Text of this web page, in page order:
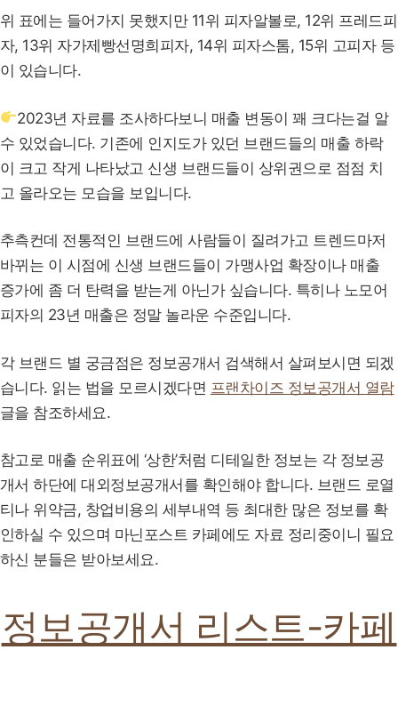
위 표에는 들어가지 못했지만 11위 피자알볼로, 12위 프레드피
자, 13위 자가제빵선명희피자, 14위 피자스톰, 15위 고피자 등
이 있습니다.
2023년 자료를 조사하다보니 매출 변동이 꽤 크다는걸 알
수 있었습니다. 기존에 인지도가 있던 브랜드들의 매출 하락
이 크고 작게 나타났고 신생 브랜드들이 상위권으로 점점 치
고 올라오는 모습을 보입니다.
추측컨데 전통적인 브랜드에 사람들이 질려가고 트렌드마저
바뀌는 이 시점에 신생 브랜드들이 가맹사업 확장이나 매출
증가에 좀 더 탄력을 받는게 아닌가 싶습니다. 특히나 노모어
피자의 23년 매출은 정말 놀라운 수준입니다.
각 브랜드 별 궁금점은 정보공개서 검색해서 살펴보시면 되겠
습니다. 읽는 법을 모르시겠다면 프랜차이즈 정보공개서 열람
글을 참조하세요.
참고로 매출 순위표에 ‘상한’처럼 디테일한 정보는 각 정보공
개서 하단에 대외정보공개서를 확인해야 합니다. 브랜드 로열
티나 위약금, 창업비용의 세부내역 등 최대한 많은 정보를 확
인하실 수 있으며 마닌포스트 카페에도 자료 정리중이니 필요
하신 분들은 받아보세요.
정보공개서 리스트-카페